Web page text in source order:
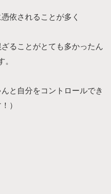
依されることが多く
ることがとても多かったん
。
と自分をコントロールでき
）